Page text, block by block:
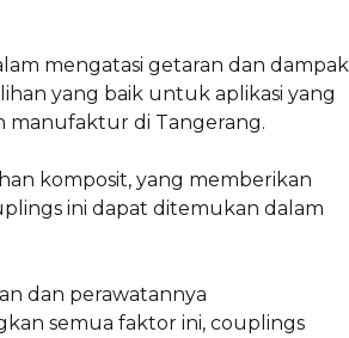
mengatasi getaran dan dampak
yang baik untuk aplikasi yang
manufaktur di Tangerang.
komposit, yang memberikan
ini dapat ditemukan dalam
dan perawatannya
semua faktor ini, couplings